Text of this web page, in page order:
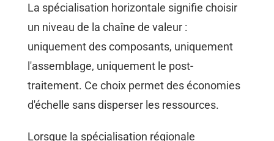
La spécialisation horizontale signifie choisir
un niveau de la chaîne de valeur :
uniquement des composants, uniquement
l'assemblage, uniquement le post-
traitement. Ce choix permet des économies
d'échelle sans disperser les ressources.
Lorsque la spécialisation régionale